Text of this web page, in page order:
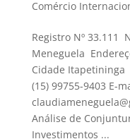
Comércio
Registro Nº 33.111
Meneguela
Cidade Itapetininga
(15) 99755-9403 E-
Análise de
Investimentos ...